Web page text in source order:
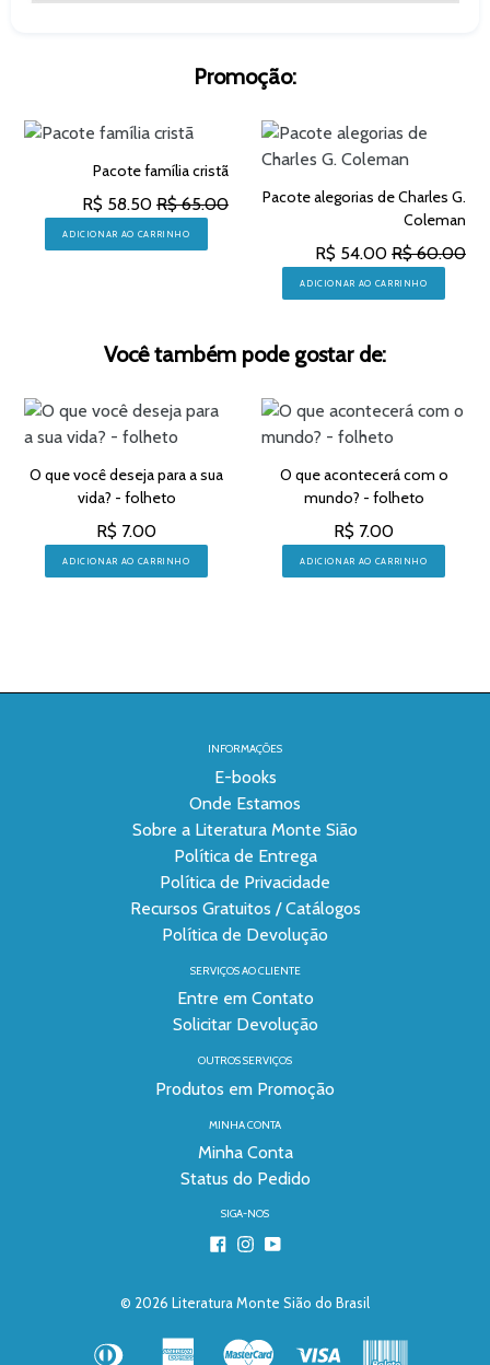
Promoção:
Pacote família cristã
R$ 58.50 R$ 65.00
ADICIONAR AO CARRINHO
Pacote alegorias de Charles G.
Coleman
R$ 54.00 R$ 60.00
ADICIONAR AO CARRINHO
Você também pode gostar de:
O que você deseja para a sua
vida? - folheto
R$ 7.00
ADICIONAR AO CARRINHO
O que acontecerá com o
mundo? - folheto
R$ 7.00
ADICIONAR AO CARRINHO
INFORMAÇÕES
E-books
Onde Estamos
Sobre a Literatura Monte Sião
Política de Entrega
Política de Privacidade
Recursos Gratuitos / Catálogos
Política de Devolução
SERVIÇOS AO CLIENTE
Entre em Contato
Solicitar Devolução
OUTROS SERVIÇOS
Produtos em Promoção
MINHA CONTA
Minha Conta
Status do Pedido
SIGA-NOS
Facebook
Instagram
YouTube
© 2026 Literatura Monte Sião do Brasil